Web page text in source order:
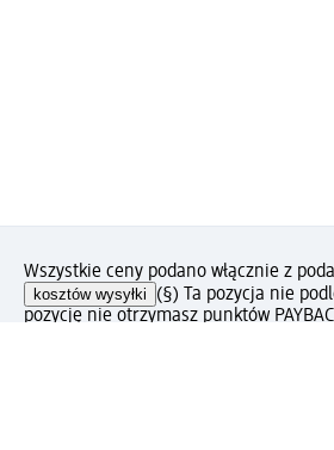
Wszystkie ceny podano włącznie z
kosztów wysyłki (§) Ta pozycja nie
pozycję nie otrzymasz punktów